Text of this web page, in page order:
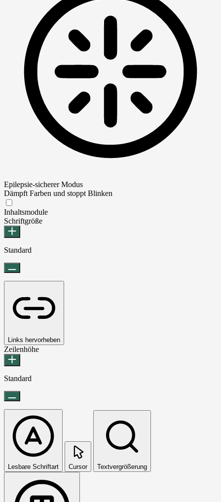
Epilepsie-sicherer Modus
Dämpft Farben und stoppt Blinken
Inhaltsmodule
Schriftgröße
Standard
Links hervorheben
Zeilenhöhe
Standard
Lesbare Schriftart Cursor Textvergrößerung